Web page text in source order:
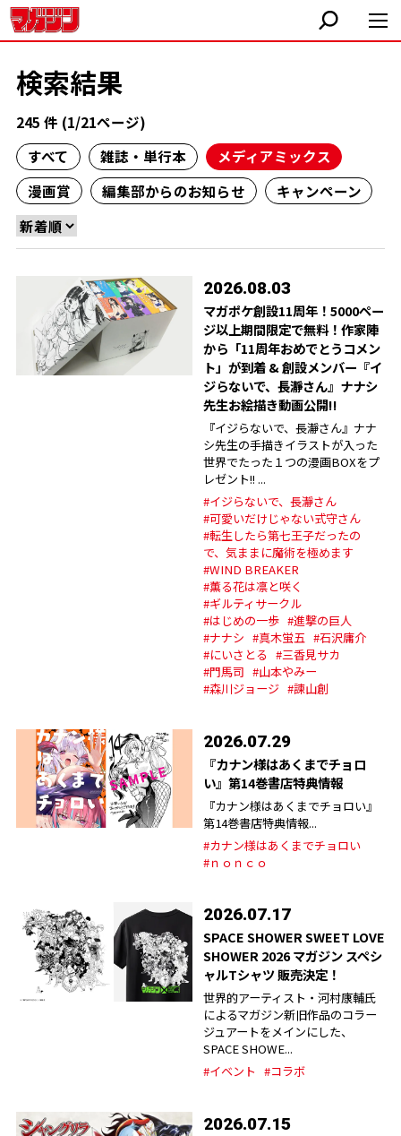
検索結果
245 件 (1/21ページ)
すべて
雑誌・単行本
メディアミックス
漫画賞
編集部からのお知らせ キャンペーン
2026.08.03
マガポケ創設11周年！5000ペー
ジ以上期間限定で無料！作家陣
から「11周年おめでとうコメン
ト」が到着 & 創設メンバー『イ
ジらないで、長瀞さん』ナナシ
先生お絵描き動画公開!!
『イジらないで、長瀞さん』ナナ
シ先生の手描きイラストが入った
世界でたった１つの漫画BOXをプ
レゼント!! ...
#イジらないで、長瀞さん
#可愛いだけじゃない式守さん
#転生したら第七王子だったの
で、気ままに魔術を極めます
#WIND BREAKER
#薫る花は凛と咲く
#ギルティサークル
#はじめの一歩 #進撃の巨人
#ナナシ #真木蛍五 #石沢庸介
#にいさとる #三香見サカ
#門馬司 #山本やみー
#森川ジョージ #諫山創
2026.07.29
『カナン様はあくまでチョロ
い』第14巻書店特典情報
『カナン様はあくまでチョロい』
第14巻書店特典情報...
#カナン様はあくまでチョロい
#ｎｏｎｃｏ
2026.07.17
SPACE SHOWER SWEET LOVE
SHOWER 2026 マガジン スペシ
ャルTシャツ 販売決定！
世界的アーティスト・河村康輔氏
によるマガジン新旧作品のコラー
ジュアートをメインにした、
SPACE SHOWE...
#イベント #コラボ
2026.07.15